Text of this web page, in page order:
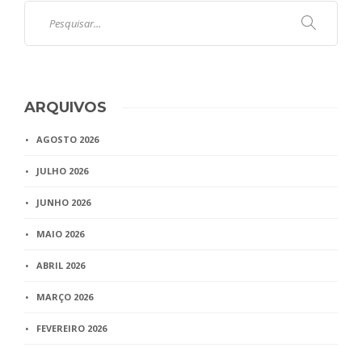
ARQUIVOS
AGOSTO 2026
JULHO 2026
JUNHO 2026
MAIO 2026
ABRIL 2026
MARÇO 2026
FEVEREIRO 2026